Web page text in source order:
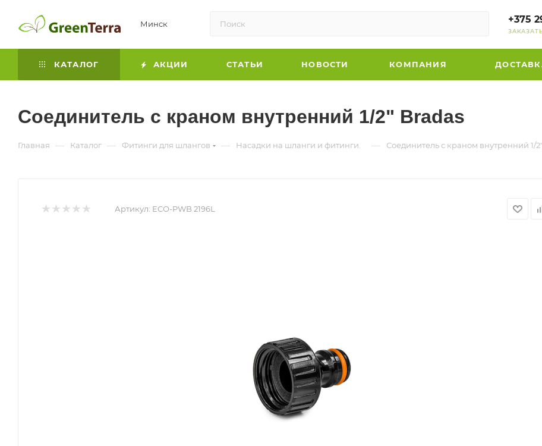
Минск +375
КАТАЛОГ АКЦИИ СТАТЬИ НОВОСТИ КОМПАНИЯ
Соединитель с краном внутренний 1/2" Bradas
Главная — Каталог — Фитинги для шлангов — Насадки на шланги и фитинги. — Соединитель с краном внутренний 1/
Артикул: ECO-PWB 2196L